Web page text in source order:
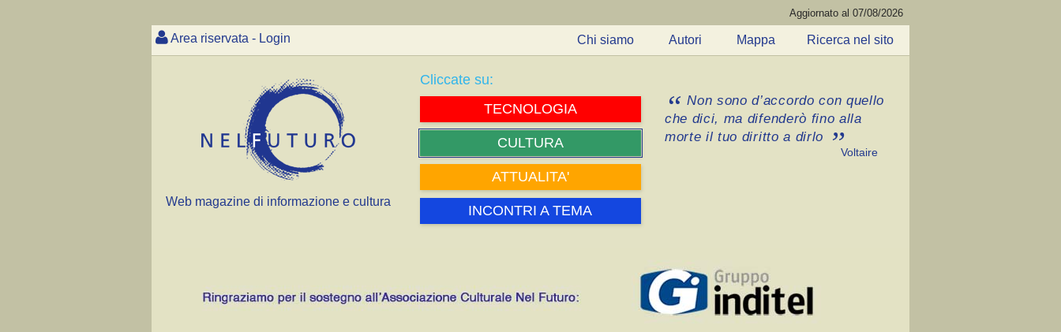
Aggiornato al 07/08/2026
Area riservata - Login Chi siamo Autori Mappa Ricerca nel sito
Web magazine di informazione e cultura
Cliccate su:
TECNOLOGIA
CULTURA
ATTUALITA'
INCONTRI A TEMA
Non sono d’accordo con quello
che dici, ma difenderò fino alla
morte il tuo diritto a dirlo
Voltaire